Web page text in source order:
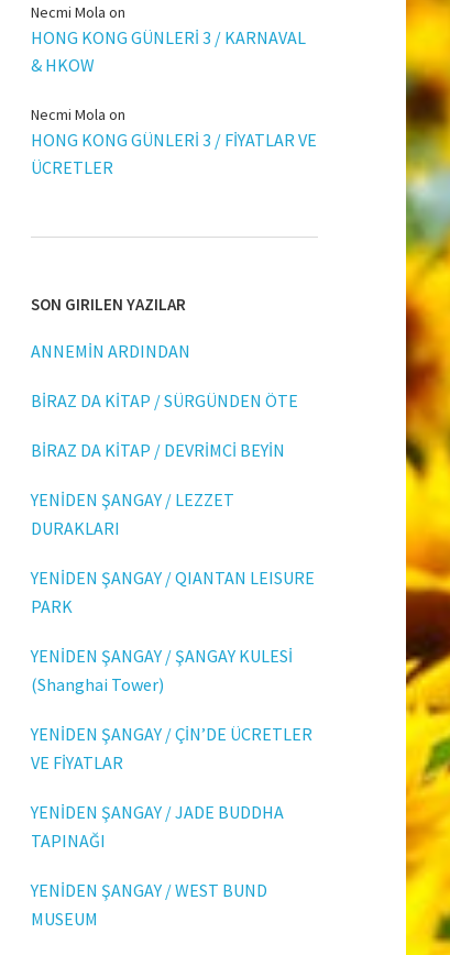
Necmi Mola on
HONG KONG GÜNLERİ 3 / KARNAVAL
& HKOW
Necmi Mola on
HONG KONG GÜNLERİ 3 / FİYATLAR VE
ÜCRETLER
SON GIRILEN YAZILAR
ANNEMİN ARDINDAN
BİRAZ DA KİTAP / SÜRGÜNDEN ÖTE
BİRAZ DA KİTAP / DEVRİMCİ BEYİN
YENİDEN ŞANGAY / LEZZET
DURAKLARI
YENİDEN ŞANGAY / QIANTAN LEISURE
PARK
YENİDEN ŞANGAY / ŞANGAY KULESİ
(Shanghai Tower)
YENİDEN ŞANGAY / ÇİN’DE ÜCRETLER
VE FİYATLAR
YENİDEN ŞANGAY / JADE BUDDHA
TAPINAĞI
YENİDEN ŞANGAY / WEST BUND
MUSEUM